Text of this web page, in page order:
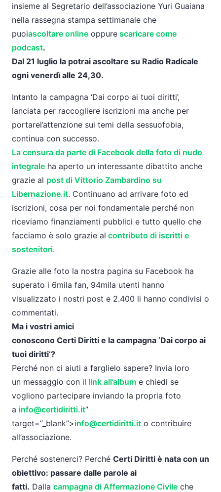
insieme al Segretario dell’associazione Yuri Guaiana
nella rassegna stampa settimanale che
puoiascoltare online oppure scaricare come
podcast.
Dal 21 luglio la potrai ascoltare su Radio Radicale
ogni venerdì alle 24,30.
Intanto la campagna ‘Dai corpo ai tuoi diritti’,
lanciata per raccogliere iscrizioni ma anche per
portarel’attenzione sui temi della sessuofobia,
continua con successo.
La censura da parte di Facebook della foto di nudo
integrale ha aperto un interessante dibattito anche
grazie al post di Vittorio Zambardino su
Libernazione.it. Continuano ad arrivare foto ed
iscrizioni, cosa per noi fondamentale perché non
riceviamo finanziamenti pubblici e tutto quello che
facciamo è solo grazie al contributo di iscritti e
sostenitori.
Grazie alle foto la nostra pagina su Facebook ha
superato i 6mila fan, 94mila utenti hanno
visualizzato i nostri post e 2.400 li hanno condivisi o
commentati.
Ma i vostri amici
conoscono Certi Diritti e la campagna ‘Dai corpo ai
tuoi diritti‘?
Perché non ci aiuti a farglielo sapere? Invia loro
un messaggio con il link all’album e chiedi se
vogliono partecipare inviando la propria foto
a info@certidiritti.it”
target=”_blank”>info@certidiritti.it o contribuire
all’associazione.
Perché sostenerci? Perché Certi Diritti è nata con un
obiettivo: passare dalle parole ai
fatti. Dalla campagna di Affermazione Civile che